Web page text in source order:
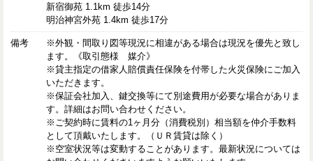
新宿御苑 1.1km 徒歩14分
明治神宮外苑 1.4km 徒歩17分
備考
※外観・間取り図等現況に相違がある場合は現況を優先と致し
ます。《取引態様 媒介》
※貸主指定の借家人賠償責任保険を付帯した火災保険にご加入
いただきます。
※保証会社加入、鍵交換等にて別途費用が必要な場合がありま
す。詳細はお問い合わせください。
※ご契約時に賃料の1ヶ月分（消費税別）相当額を仲介手数料
として頂戴いたします。（ＵＲ賃貸は除く）
※空室状況等は変動することがあります。最新状況については